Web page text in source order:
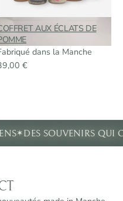
AUX ÉCLATS DE
dans la Manche
€
✶DES SOUVENIRS QUI